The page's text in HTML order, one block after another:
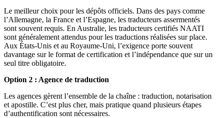
Le meilleur choix pour les dépôts officiels. Dans des pays comme
l’Allemagne, la France et l’Espagne, les traducteurs assermentés
sont souvent requis. En Australie, les traducteurs certifiés NAATI
sont généralement attendus pour les traductions réalisées sur place.
Aux États-Unis et au Royaume-Uni, l’exigence porte souvent
davantage sur le format de certification et l’indépendance que sur un
seul titre obligatoire.
Option 2 : Agence de traduction
Les agences gèrent l’ensemble de la chaîne : traduction, notarisation
et apostille. C’est plus cher, mais pratique quand plusieurs étapes
d’authentification sont nécessaires.